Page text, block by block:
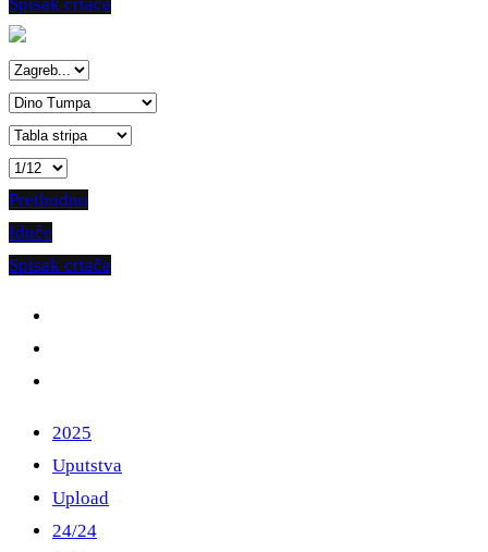
Prethodno
Iduće
Spisak crtača
2025
Uputstva
Upload
24/24